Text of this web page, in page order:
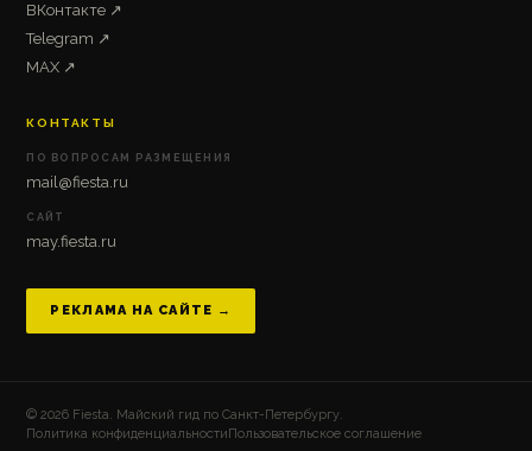
ВКонтакте ↗
Telegram ↗
MAX ↗
КОНТАКТЫ
ПО ВОПРОСАМ РАЗМЕЩЕНИЯ
mail@fiesta.ru
САЙТ
may.fiesta.ru
РЕКЛАМА НА САЙТЕ →
© 2026 Fiesta. Майский гид по Санкт-Петербургу.
Политика конфиденциальностиПользовательское соглашение